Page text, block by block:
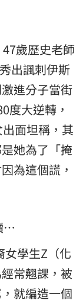
歲歷史老師
出諷刺伊斯
激進分子當街
度大逆轉，
面坦稱，其
她為了「掩
為這個謊，
…
女學生Z（化
常翹課，被
就編造一個